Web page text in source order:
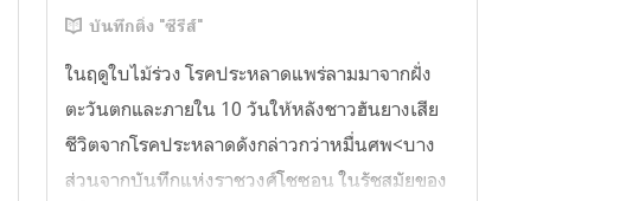
บันทึกติ่ง "ซีรีส์"
ในฤดูใบไม้ร่วง โรคประหลาดแพร่ลามมาจากฝั่ง
ตะวันตกและภายใน 10 วันให้หลังชาวฮันยางเสีย
ชีวิตจากโรคประหลาดดังกล่าวกว่าหมื่นศพ<บาง
ส่วนจากบันทึกแห่งราชวงศ์โชซอน ในรัชสมัยของ